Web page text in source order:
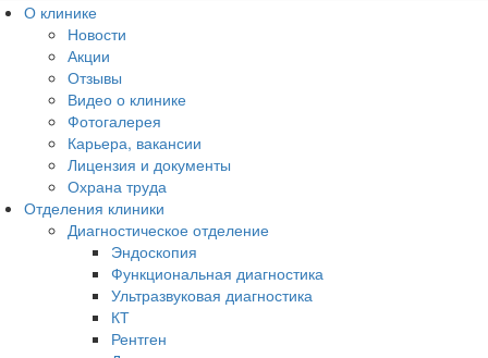
О клинике
Новости
Акции
Отзывы
Видео о клинике
Фотогалерея
Карьера, вакансии
Лицензия и документы
Охрана труда
Отделения клиники
Диагностическое отделение
Эндоскопия
Функциональная диагностика
Ультразвуковая диагностика
КТ
Рентген